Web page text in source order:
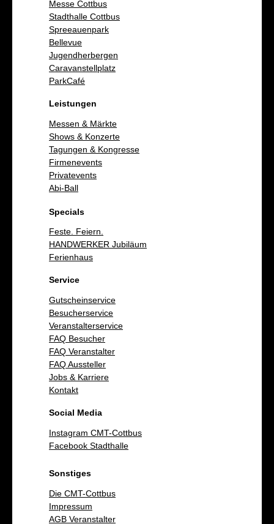
Messe Cottbus
Stadthalle Cottbus
Spreeauenpark
Bellevue
Jugendherbergen
Caravanstellplatz
ParkCafé
Leistungen
Messen & Märkte
Shows & Konzerte
Tagungen & Kongresse
Firmenevents
Privatevents
Abi-Ball
Specials
Feste. Feiern.
HANDWERKER Jubiläum
Ferienhaus
Service
Gutscheinservice
Besucherservice
Veranstalterservice
FAQ Besucher
FAQ Veranstalter
FAQ Aussteller
Jobs & Karriere
Kontakt
Social Media
Instagram CMT-Cottbus
Facebook Stadthalle
Sonstiges
Die CMT-Cottbus
Impressum
AGB Veranstalter